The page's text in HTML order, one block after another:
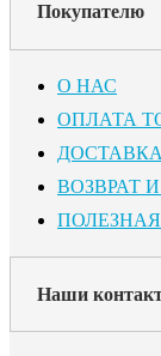
Покупателю
О НАС
ОПЛАТА
ВОЗВРАТ
Наши